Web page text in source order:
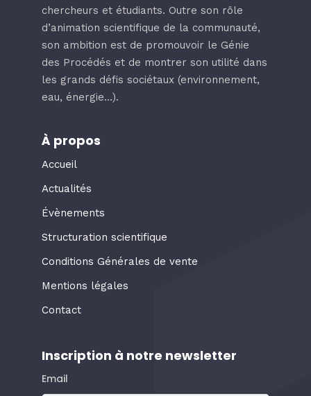
chercheurs et étudiants. Outre son rôle
d’animation scientifique de la communauté,
son ambition est de promouvoir le Génie
des Procédés et de montrer son utilité dans
les grands défis sociétaux (environnement,
eau, énergie…).
À propos
Accueil
Actualités
Évènements
Structuration scientifique
Conditions Générales de vente
Mentions légales
Contact
Inscription à notre newsletter
Email